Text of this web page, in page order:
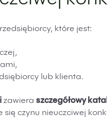
roszczenia
karna
nieuczciwej konkurencji
które jest:
lub klienta.
zawiera szczegółowy
się czynu nieuczciwej